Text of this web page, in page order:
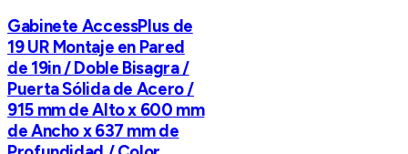
Gabinete AccessPlus de
19 UR Montaje en Pared
de 19in / Doble Bisagra /
Puerta Sólida de Acero /
915 mm de Alto x 600 mm
de Ancho x 637 mm de